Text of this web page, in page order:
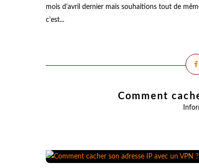
mois d'avril dernier mais souhaitions tout de
c'est...
Comment